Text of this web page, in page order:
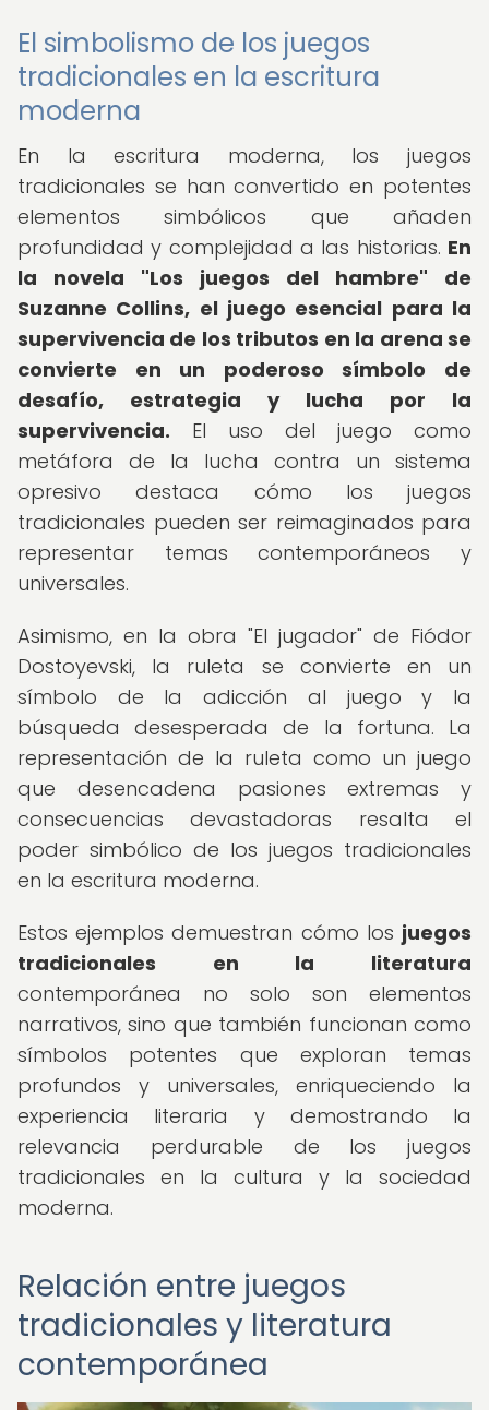
El simbolismo de los juegos
tradicionales en la escritura
moderna
En la escritura moderna, los juegos
tradicionales se han convertido en potentes
elementos simbólicos que añaden
profundidad y complejidad a las historias. En
la novela "Los juegos del hambre" de
Suzanne Collins, el juego esencial para la
supervivencia de los tributos en la arena se
convierte en un poderoso símbolo de
desafío, estrategia y lucha por la
supervivencia. El uso del juego como
metáfora de la lucha contra un sistema
opresivo destaca cómo los juegos
tradicionales pueden ser reimaginados para
representar temas contemporáneos y
universales.
Asimismo, en la obra "El jugador" de Fiódor
Dostoyevski, la ruleta se convierte en un
símbolo de la adicción al juego y la
búsqueda desesperada de la fortuna. La
representación de la ruleta como un juego
que desencadena pasiones extremas y
consecuencias devastadoras resalta el
poder simbólico de los juegos tradicionales
en la escritura moderna.
Estos ejemplos demuestran cómo los juegos
tradicionales en la literatura
contemporánea no solo son elementos
narrativos, sino que también funcionan como
símbolos potentes que exploran temas
profundos y universales, enriqueciendo la
experiencia literaria y demostrando la
relevancia perdurable de los juegos
tradicionales en la cultura y la sociedad
moderna.
Relación entre juegos
tradicionales y literatura
contemporánea